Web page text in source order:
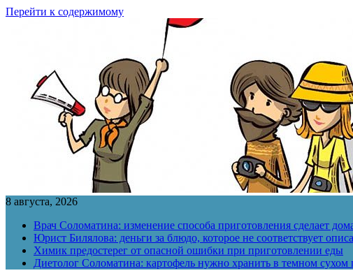
Перейти к содержимому
8 августа, 2026
Врач Соломатина: изменение способа приготовления сделает
Юрист Билялова: деньги за блюдо, которое не соответствует
Химик предостерег от опасной ошибки при приготовлении еды
Диетолог Соломатина: картофель нужно хранить в темном